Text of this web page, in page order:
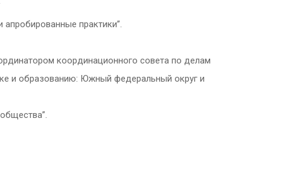
практики”.
координационного совета по делам
и образованию: Южный федеральный округ и